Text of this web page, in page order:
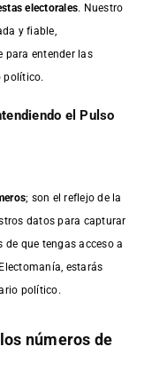
electorales. Nuestro
y fiable,
para entender las
político.
el Pulso
; son el reflejo de la
datos para capturar
que tengas acceso a
estarás
político.
números de